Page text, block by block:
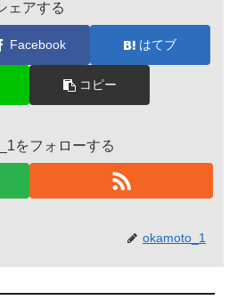
ェアする
Facebook はてブ
コピー
をフォローする
okamoto_1